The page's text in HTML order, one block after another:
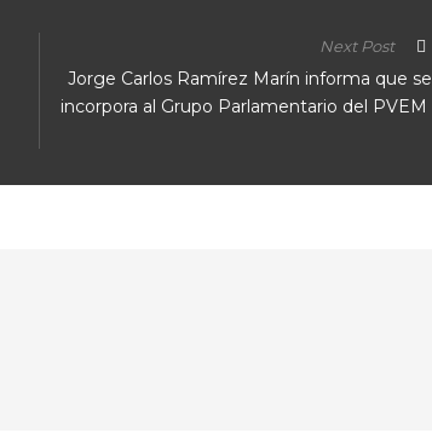
Next Post
Jorge Carlos Ramírez Marín informa que se
incorpora al Grupo Parlamentario del PVEM